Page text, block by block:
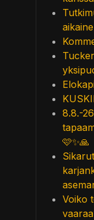
8.8.-
🩷✨🙏
Voiko